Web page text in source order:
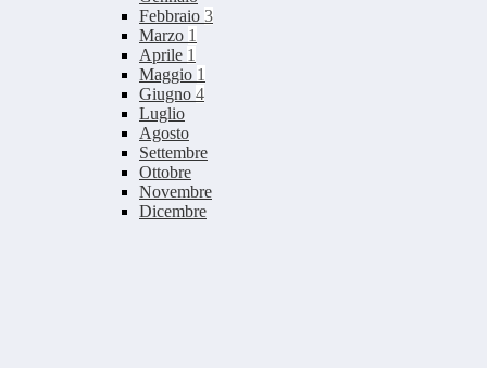
Febbraio 3
Marzo 1
Aprile 1
Maggio 1
Giugno 4
Luglio
Agosto
Settembre
Ottobre
Novembre
Dicembre